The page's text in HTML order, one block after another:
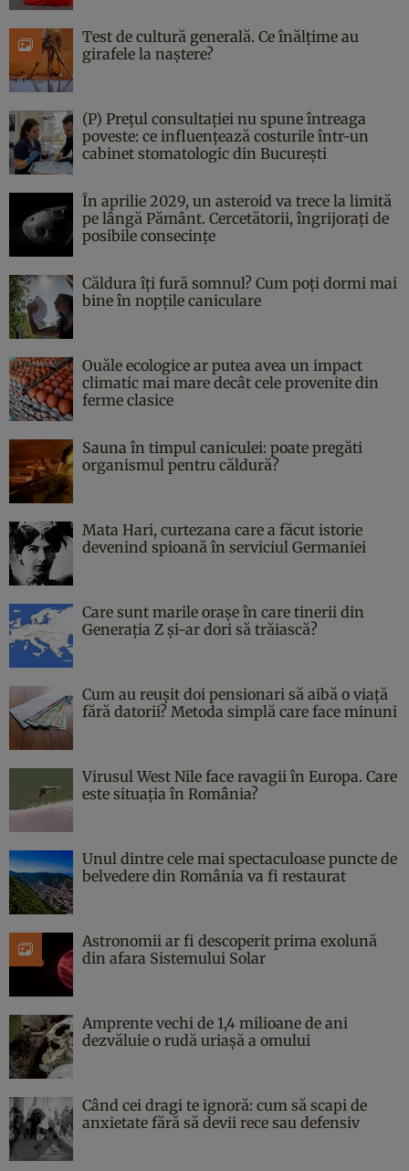
Test de cultură generală. Ce înălțime au
girafele la naștere?
(P) Prețul consultației nu spune întreaga
poveste: ce influențează costurile într-un
cabinet stomatologic din București
În aprilie 2029, un asteroid va trece la limită
pe lângă Pământ. Cercetătorii, îngrijorați de
posibile consecințe
Căldura îți fură somnul? Cum poți dormi mai
bine în nopțile caniculare
Ouăle ecologice ar putea avea un impact
climatic mai mare decât cele provenite din
ferme clasice
Sauna în timpul caniculei: poate pregăti
organismul pentru căldură?
Mata Hari, curtezana care a făcut istorie
devenind spioană în serviciul Germaniei
Care sunt marile orașe în care tinerii din
Generația Z și-ar dori să trăiască?
Cum au reușit doi pensionari să aibă o viață
fără datorii? Metoda simplă care face minuni
Virusul West Nile face ravagii în Europa. Care
este situația în România?
Unul dintre cele mai spectaculoase puncte de
belvedere din România va fi restaurat
Astronomii ar fi descoperit prima exolună
din afara Sistemului Solar
Amprente vechi de 1,4 milioane de ani
dezvăluie o rudă uriașă a omului
Când cei dragi te ignoră: cum să scapi de
anxietate fără să devii rece sau defensiv